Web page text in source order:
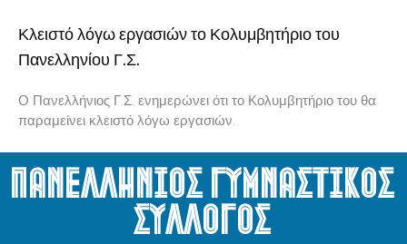
Κλειστό λόγω εργασιών το Κολυμβητήριο του
Πανελληνίου Γ.Σ.
Ο Πανελλήνιος Γ.Σ. ενημερώνει ότι το Κολυμβητήριο του θα
παραμείνει κλειστό λόγω εργασιών.
Πανελληνιος Γυμναστικος
Συλλογος